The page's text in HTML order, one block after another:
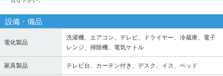
設備・備品
電化製品
洗濯機、エアコン、テレビ、ドライヤー、冷蔵庫、電子
レンジ、掃除機、電気ケトル
家具製品 テレビ台、カーテン付き、デスク、イス、ベッド